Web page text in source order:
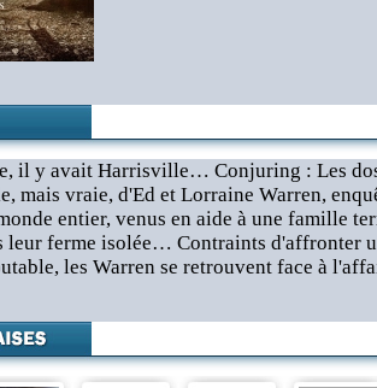
il y avait Harrisville… Conjuring : Les
mais vraie, d'Ed et Lorraine Warren,
entier, venus en aide à une famille
leur ferme isolée… Contraints d'affronter
les Warren se retrouvent face à